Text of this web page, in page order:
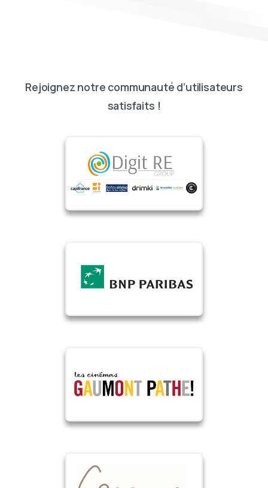
Rejoignez notre communauté d’utilisateurs
satisfaits !